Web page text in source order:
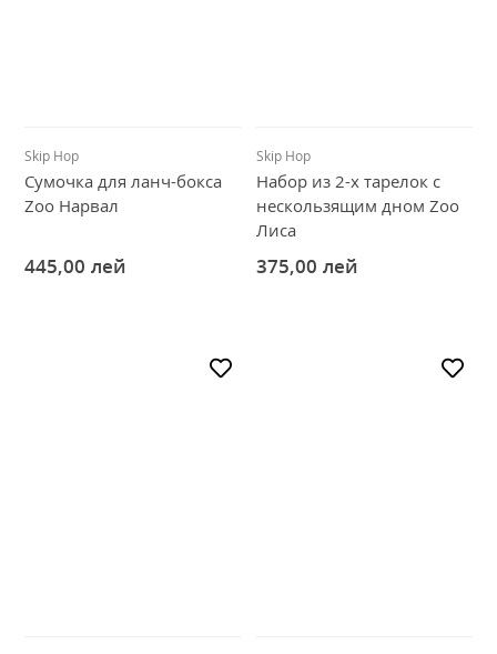
Skip Hop
Сумочка для ланч-бокса
Zoo Нарвал
445,00 лей
Skip Hop
Набор из 2-х тарелок с
нескользящим дном Zoo
Лиса
375,00 лей